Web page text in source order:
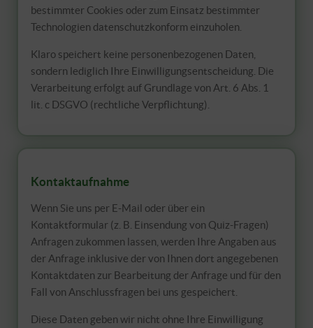
bestimmter Cookies oder zum Einsatz bestimmter
Technologien datenschutzkonform einzuholen.
Klaro speichert keine personenbezogenen Daten,
sondern lediglich Ihre Einwilligungsentscheidung. Die
Verarbeitung erfolgt auf Grundlage von Art. 6 Abs. 1
lit. c DSGVO (rechtliche Verpflichtung).
Kontaktaufnahme
Wenn Sie uns per E-Mail oder über ein
Kontaktformular (z. B. Einsendung von Quiz-Fragen)
Anfragen zukommen lassen, werden Ihre Angaben aus
der Anfrage inklusive der von Ihnen dort angegebenen
Kontaktdaten zur Bearbeitung der Anfrage und für den
Fall von Anschlussfragen bei uns gespeichert.
Diese Daten geben wir nicht ohne Ihre Einwilligung